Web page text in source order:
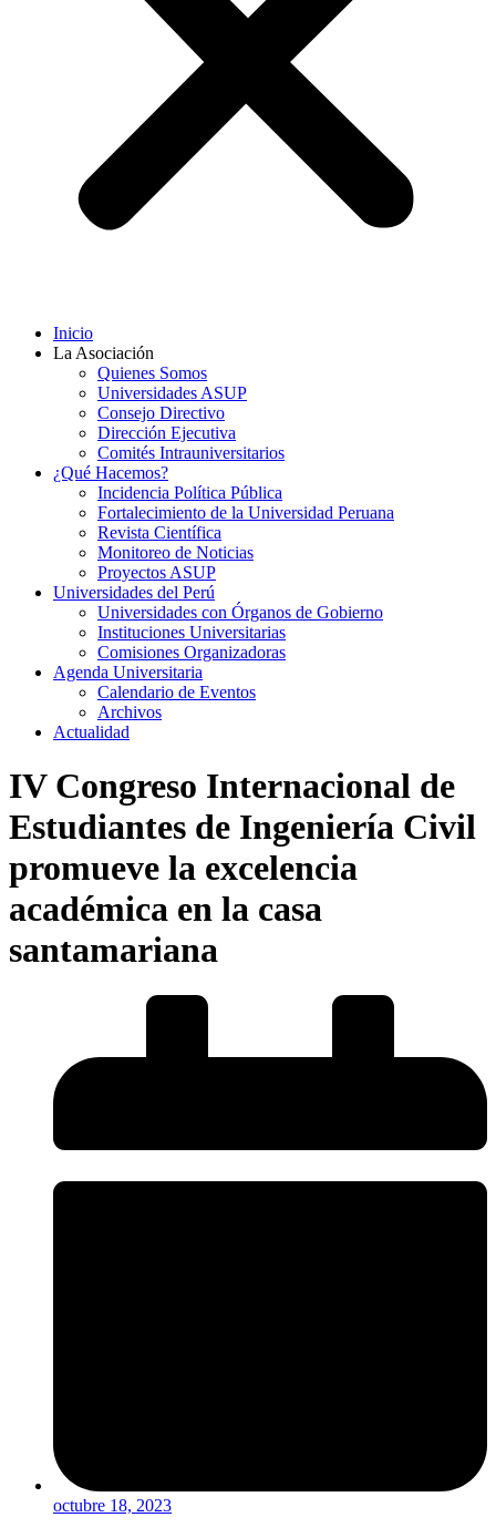
Inicio
La Asociación
Quienes Somos
Universidades ASUP
Consejo Directivo
Dirección Ejecutiva
Comités Intrauniversitarios
¿Qué Hacemos?
Incidencia Política Pública
Fortalecimiento de la Universidad Peruana
Revista Científica
Monitoreo de Noticias
Proyectos ASUP
Universidades del Perú
Universidades con Órganos de Gobierno
Instituciones Universitarias
Comisiones Organizadoras
Agenda Universitaria
Calendario de Eventos
Archivos
Actualidad
IV Congreso Internacional de
Estudiantes de Ingeniería Civil
promueve la excelencia
académica en la casa
santamariana
octubre 18, 2023